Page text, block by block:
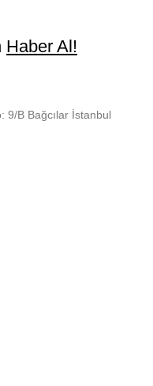
Haber Al!
9/B Bağcılar İstanbul